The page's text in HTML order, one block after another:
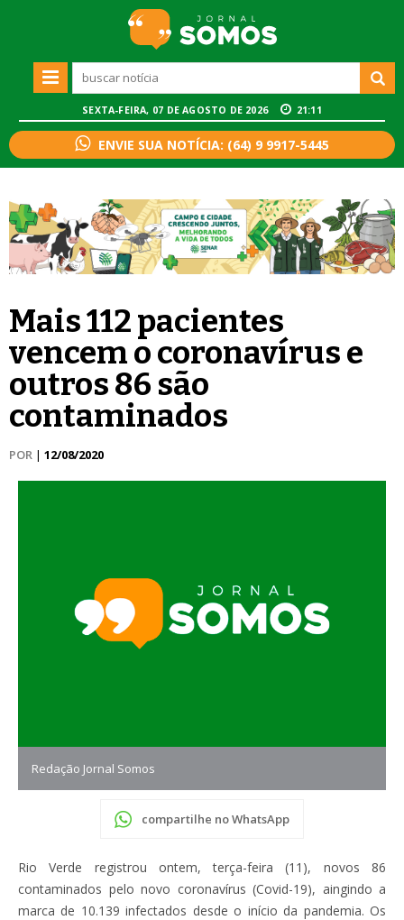
SEXTA-FEIRA, 07 DE AGOSTO DE 2026 21:11
ENVIE SUA NOTÍCIA: (64) 9 9917-5445
Mais 112 pacientes
vencem o coronavírus e
outros 86 são
contaminados
POR | 12/08/2020
Redação Jornal Somos
compartilhe no WhatsApp
Rio Verde registrou ontem, terça-feira (11), novos 86
contaminados pelo novo coronavírus (Covid-19), aingindo a
marca de 10.139 infectados desde o início da pandemia. Os